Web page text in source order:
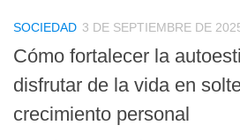
SOCIEDAD 3 DE SEPTIEMBRE DE
Cómo fortalecer la
disfrutar de la vida en
crecimiento personal